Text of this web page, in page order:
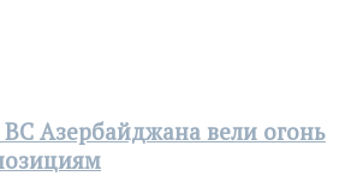
Азербайджана вели огонь